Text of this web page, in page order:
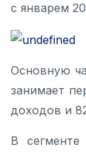
с январем
Основную
занимает
доходов и
В